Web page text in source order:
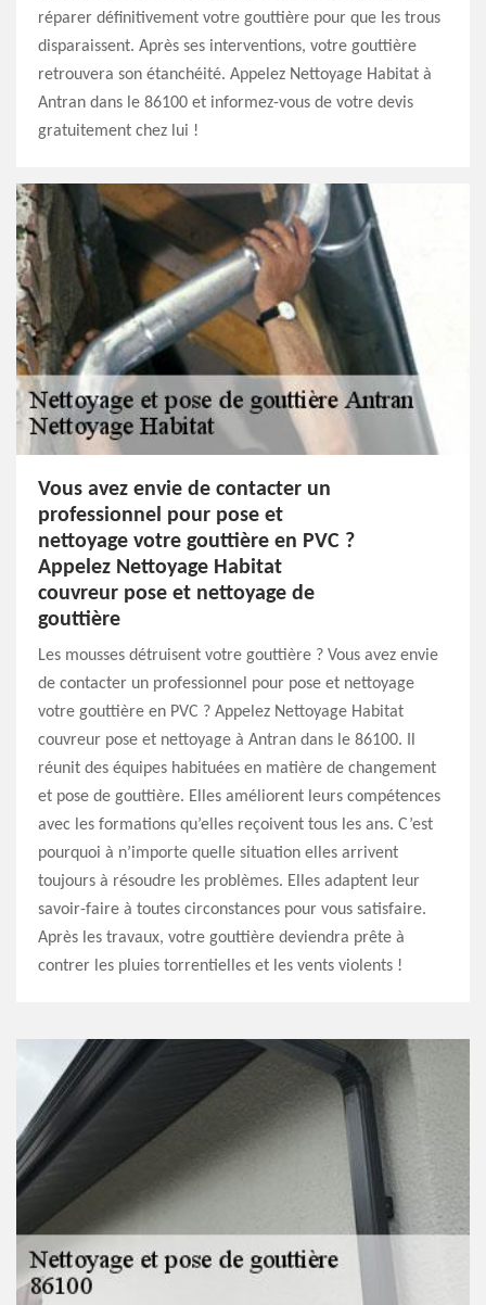
réparer définitivement votre gouttière pour que les trous
disparaissent. Après ses interventions, votre gouttière
retrouvera son étanchéité. Appelez Nettoyage Habitat à
Antran dans le 86100 et informez-vous de votre devis
gratuitement chez lui !
Vous avez envie de contacter un
professionnel pour pose et
nettoyage votre gouttière en PVC ?
Appelez Nettoyage Habitat
couvreur pose et nettoyage de
gouttière
Les mousses détruisent votre gouttière ? Vous avez envie
de contacter un professionnel pour pose et nettoyage
votre gouttière en PVC ? Appelez Nettoyage Habitat
couvreur pose et nettoyage à Antran dans le 86100. Il
réunit des équipes habituées en matière de changement
et pose de gouttière. Elles améliorent leurs compétences
avec les formations qu’elles reçoivent tous les ans. C’est
pourquoi à n’importe quelle situation elles arrivent
toujours à résoudre les problèmes. Elles adaptent leur
savoir-faire à toutes circonstances pour vous satisfaire.
Après les travaux, votre gouttière deviendra prête à
contrer les pluies torrentielles et les vents violents !